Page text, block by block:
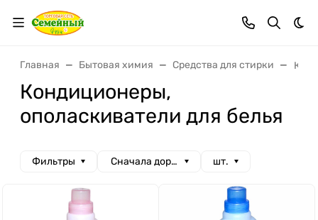
Главная Бытовая химия Средства для стирки
Кондиционеры,
ополаскиватели для белья
Фильтры Сначала дорогие шт.